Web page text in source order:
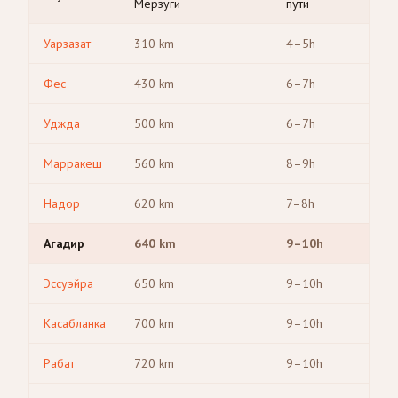
Мерзуги пути
Уарзазат 310 km 4–5h
Фес 430 km 6–7h
Уджда 500 km 6–7h
Марракеш 560 km 8–9h
Надор 620 km 7–8h
Агадир 640 km 9–10h
Эссуэйра 650 km 9–10h
Касабланка 700 km 9–10h
Рабат 720 km 9–10h